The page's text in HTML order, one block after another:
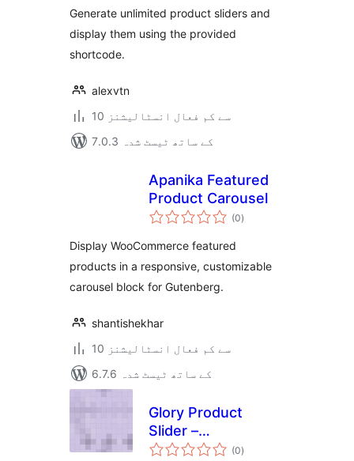
Generate unlimited product sliders and
display them using the provided
shortcode.
alexvtn
10 سے کم فعال انسٹالیشنز
7.0.3 کے ساتھ ٹیسٹ شدہ
Apanika Featured
Product Carousel
(0مجموعی
درجہ
)
Display WooCommerce featured
products in a responsive, customizable
carousel block for Gutenberg.
shantishekhar
10 سے کم فعال انسٹالیشنز
6.7.6 کے ساتھ ٹیسٹ شدہ
Glory Product
Slider –
WooCommerce
(0مجموعی
درجہ
)